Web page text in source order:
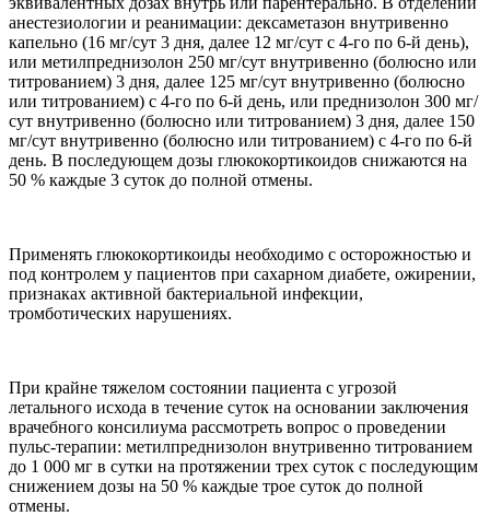
анестезиологии и реанимации: дексаметазон внутривенно
капельно (16 мг/сут 3 дня, далее 12 мг/сут с 4-го по 6-й день),
или метилпреднизолон 250 мг/сут внутривенно (болюсно или
титрованием) 3 дня, далее 125 мг/сут внутривенно (болюсно
или титрованием) с 4-го по 6-й день, или преднизолон 300 мг/
сут внутривенно (болюсно или титрованием) 3 дня, далее 150
мг/сут внутривенно (болюсно или титрованием) с 4-го по 6-й
день. В последующем дозы глюкокортикоидов снижаются на
50 % каждые 3 суток до полной отмены.
Применять глюкокортикоиды необходимо с осторожностью и
под контролем у пациентов при сахарном диабете, ожирении,
признаках активной бактериальной инфекции,
тромботических нарушениях.
При крайне тяжелом состоянии пациента с угрозой
летального исхода в течение суток на основании заключения
врачебного консилиума рассмотреть вопрос о проведении
пульс-терапии: метилпреднизолон внутривенно титрованием
до 1 000 мг в сутки на протяжении трех суток с последующим
снижением дозы на 50 % каждые трое суток до полной
отмены.